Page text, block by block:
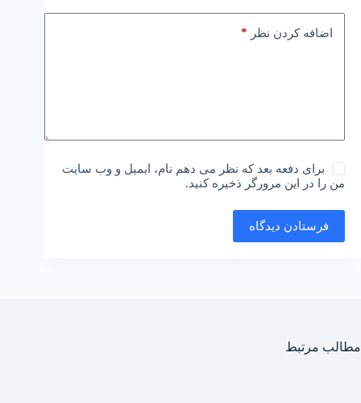
اضافه کردن نظر *
برای دفعه بعد که نظر می دهم نام، ایمیل و وب سایت
من را در این مرورگر ذخیره کنید.
فرستادن دیدگاه
مطالب مرتبط